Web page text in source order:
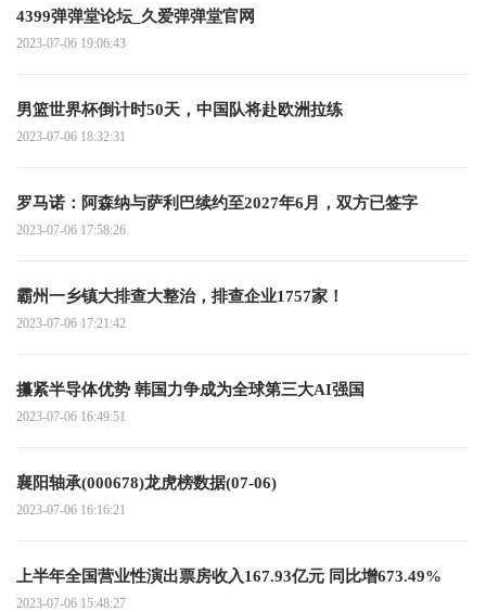
4399弹弹堂论坛_久爱弹弹堂官网
2023-07-06 19:06:43
男篮世界杯倒计时50天，中国队将赴欧洲拉练
2023-07-06 18:32:31
罗马诺：阿森纳与萨利巴续约至2027年6月，双方已签字
2023-07-06 17:58:26
霸州一乡镇大排查大整治，排查企业1757家！
2023-07-06 17:21:42
攥紧半导体优势 韩国力争成为全球第三大AI强国
2023-07-06 16:49:51
襄阳轴承(000678)龙虎榜数据(07-06)
2023-07-06 16:16:21
上半年全国营业性演出票房收入167.93亿元 同比增673.49%
2023-07-06 15:48:27